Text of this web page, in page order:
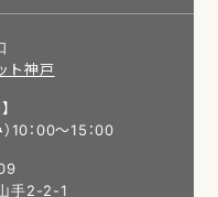
ト神戸
10：00～15：00
手2-2-1